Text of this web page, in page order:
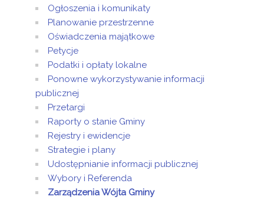
Ogłoszenia i komunikaty
Planowanie przestrzenne
Oświadczenia majątkowe
Petycje
Podatki i opłaty lokalne
Ponowne wykorzystywanie informacji
publicznej
Przetargi
Raporty o stanie Gminy
Rejestry i ewidencje
Strategie i plany
Udostępnianie informacji publicznej
Wybory i Referenda
Zarządzenia Wójta Gminy